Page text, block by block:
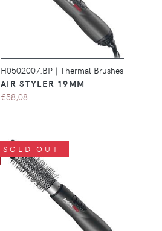
DÉTAILS
H0502007.BP | Thermal Brushes
AIR STYLER 19MM
€58,08
SOLD OUT
DÉTAILS